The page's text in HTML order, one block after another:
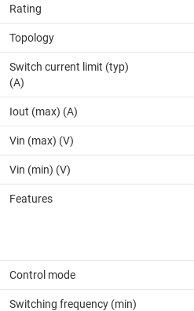
Rating
Topology
Switch current limit (typ)
(A)
Iout (max) (A)
Vin (max) (V)
Vin (min) (V)
Features
Control mode
Switching frequency (min)